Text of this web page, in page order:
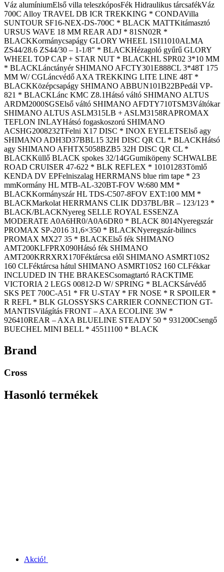
Váz alumíniumElső villa teleszkóposFék Hidraulikus tárcsafékVáz
700C Alloy TRAVEL DB ICR TREKKING * CONDAVilla
SUNTOUR SF16-NEX-DS-700C * BLACK MATTKitámasztó
URSUS WAVE 18 MM REAR ADJ * 81SN02R *
BLACKKormánycsapágy GLORY WHEEL 1SI11010ALMA
ZS44/28.6 ZS44/30 – 1-1/8″ * BLACKHézagoló gyűrű GLORY
WHEEL TOP CAP + STAR NUT * BLACKHL SPR02 3*10 MM
* BLACKLánctányér SHIMANO AFCTY301E888CL 3*48T 175
MM W/ CGLáncvédő AXA TREKKING LITE LINE 48T *
BLACKKözépcsapágy SHIMANO ABBUN101B22BPedál VP-
821 * BLACKLánc KMC Z8.1Hátsó váltó SHIMANO ALTUS
ARDM2000SGSElső váltó SHIMANO AFDTY710TSM3Váltókar
SHIMANO ALTUS ASLM315LB + ASLM3158RAPROMAX
TEFLON INLAYHátsó fogaskoszorú SHIMANO
ACSHG2008232TFelni X17 DISC * INOX EYELETSElső agy
SHIMANO ADH3D37BBL15 32H DISC QR CL * BLACKHátsó
agy SHIMANO AFHTX5058BZB5 32H DISC QR CL *
BLACKKüllő BLACK spokes 32/14GGumiköpeny SCHWALBE
ROAD CRUISER 47-622 * BLK REFLEX * 10101283Tömlő
KENDA DV EPFelniszalag HERRMANS blue rim tape * 23
mmKormány HL MTB-AL-320BT-FOV W:680 MM *
BLACKKormányszár HL TDS-C507-8FOV EXT:100 MM *
BLACKMarkolat HERRMANS CLIK DD37BL/BR – 123/123 *
BLACK/BLACKNyereg SELLE ROYAL ESSENZA
MODERATE A0A6HR0/A0A6DR0 * BLACK 8014Nyeregszár
PROMAX SP-2016 31,6×350 * BLACKNyeregszár-bilincs
PROMAX MX27 35 * BLACKElső fék SHIMANO
AMT200KLFPRX090Hátsó fék SHIMANO
AMT200KRRXRX170Féktárcsa elől SHIMANO ASMRT10S2
160 CLFéktárcsa hátul SHIMANO ASMRT10S2 160 CLFékkar
INCLUDED IN THE BRAKESCsomagtartó RACKTIME
VICTORIA 2 LEGS 00812-D W/ SPRING * BLACKSárvédő
SKS PET 700C-A51 * FR U-STAY * FR NOSE * R SPOILER *
R REFL * BLK GLOSSYSKS CARRIER CONNECTION GT-
MANTISVilágítás FRONT – AXA ECOLINE 3W *
926410REAR – AXA BLUELINE STEADY 50 * 931200Csengő
BUECHEL MINI BELL * 45511100 * BLACK
Brand
Cross
Hasonló termékek
Akció!